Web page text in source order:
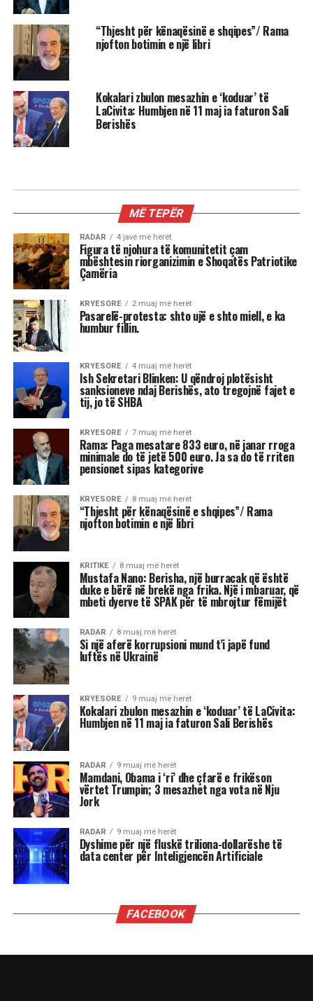
“Thjesht për kënaqësinë e shqipes”/ Rama
njofton botimin e një libri
Kokalari zbulon mesazhin e ‘koduar’ të
LaCivita: Humbjen në 11 maj ia faturon Sali
Berishës
MË TEPËR
RADAR 4 javë më herët
Figura të njohura të komunitetit çam
mbështesin riorganizimin e Shoqatës Patriotike
Çamëria
KRYESORE 2 muaj më herët
Pasarelë-protesta: shto ujë e shto miell, e ka
humbur fillin.
KRYESORE 4 muaj më herët
Ish Sekretari Blinken: U qëndroj plotësisht
sanksioneve ndaj Berishës, ato tregojnë fajet e
tij, jo të SHBA
KRYESORE 7 muaj më herët
Rama: Paga mesatare 833 euro, në janar rroga
minimale do të jetë 500 euro. Ja sa do të rriten
pensionet sipas kategorive
KRYESORE 8 muaj më herët
“Thjesht për kënaqësinë e shqipes”/ Rama
njofton botimin e një libri
KRITIKE 8 muaj më herët
Mustafa Nano: Berisha, një burracak që është
duke e bërë në brekë nga frika. Një i mbaruar, që
mbeti dyerve të SPAK për të mbrojtur fëmijët
RADAR 8 muaj më herët
Si një aferë korrupsioni mund t’i japë fund
luftës në Ukrainë
KRYESORE 9 muaj më herët
Kokalari zbulon mesazhin e ‘koduar’ të LaCivita:
Humbjen në 11 maj ia faturon Sali Berishës
RADAR 9 muaj më herët
Mamdani, Obama i ‘ri’ dhe çfarë e frikëson
vërtet Trumpin; 3 mesazhet nga vota në Nju
Jork
RADAR 9 muaj më herët
Dyshime për një fluskë triliona-dollarëshe të
data center për Inteligjencën Artificiale
FACEBOOK